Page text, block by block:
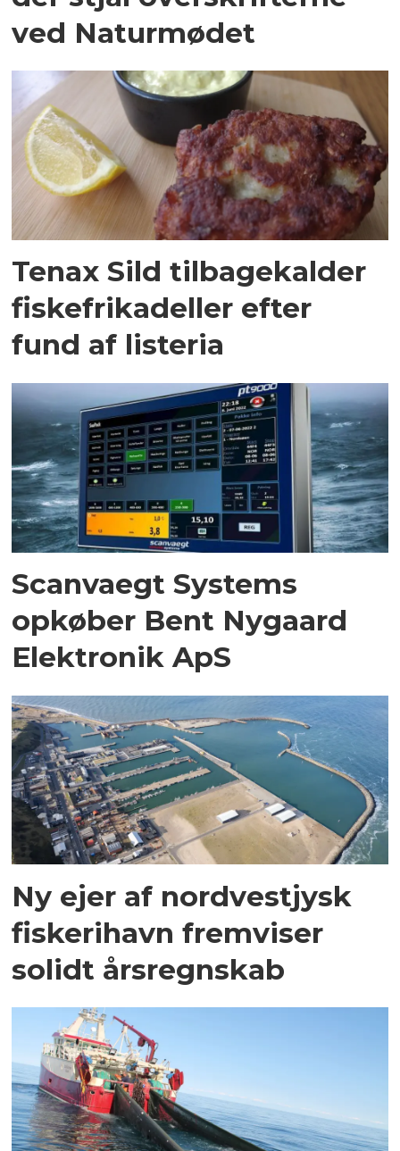
ved Naturmødet
Tenax Sild tilbagekalder
fiskefrikadeller efter
fund af listeria
Scanvaegt Systems
opkøber Bent Nygaard
Elektronik ApS
Ny ejer af nordvestjysk
fiskerihavn fremviser
solidt årsregnskab